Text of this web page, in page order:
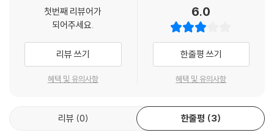
친과 누이는 지금 도르로민에서 노예로 궁핍하고 비참하게 살고 있다. 너
는 왕자처럼 차려입고 있으나 그들은 누더기를 걸치고 있고, 그들은 너를
애타게 찾으나 너는 전혀 상관치 않는구나. 그런 아들을 둔 것을 네 부친이
알면 참으로 기뻐하겠구나. 곧 알게 될 테지만 말이다.”
--- pp.219~220
이제부터 우린 쫓기는 몸입니다. 당신이 왔다 갔기 때문에 저 늑대 같은 놈
들은 더욱 잔인해질 것입니다. 그러니, 가십시오. 우릴 구할 만한 힘을 갖추
지 못하면 돌아오지 마세요. 안녕히 가십시오!”
들을 암흑과 절망으로 몰고 갈 것이다.”-본문 중에서
스스로를 ‘운명의 주인’이라 칭한 투린은 결국 비극적인 운명을 맞는다. 가
족에 의해 ‘애도’와 ‘눈물’을 강요받은 니에노르는 끔찍한 운명의 추락을 외
친다. 지혜보다 사랑을 좇은 벨레그와 우정에게 사랑을 빼앗긴 귄도르, 탐
욕과 배신의 서사를 지닌 밈, 흔들리는 마음의 핀두일라스, 버림받은 지혜
운명에 지배당했는가. 그들을 파멸로 몰고 간 것은 무엇인가. 비극은 모르
고스가 드리운 몰락의 저주 탓인가, 오만하고 고집 센 투린의 성격 탓인가.
첫번째 리뷰어가
되어주세요.
리뷰 쓰기
혜택 및 유의사항
6.0
한줄평 쓰기
혜택 및 유의사항
리뷰 0 한줄평 3